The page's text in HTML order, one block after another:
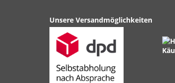
Unsere Versandmöglichkeiten